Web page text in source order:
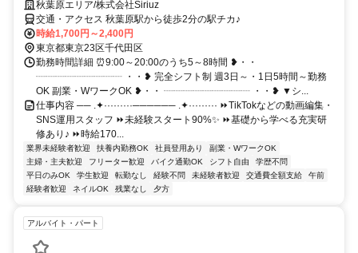
秋葉原エリア/株式会社Siriuz
交通・アクセス 秋葉原駅から徒歩2分の駅チカ♪
時給1,700円～2,400円
東京都東京23区千代田区
勤務時間詳細 ⏰9:00～20:00のうち5～8時間 ❥・・
┈┈┈┈┈┈┈┈┈ ・・❥ 完全シフト制 週3日～・1日5時間～勤務
OK 副業・WワークOK ❥・・ ┈┈┈┈┈┈┈┈┈ ・・❥ ▼シ...
仕事内容 ── .✦·········────── .✦········· ⏩TikTokなどの動画編集・
SNS運用スタッフ ⏩未経験スタート90%✨ ⏩基礎から学べる充実研
修あり♪ ⏩時給170...
業界未経験者歓迎 扶養内勤務OK 社員登用あり
副業・WワークOK
主婦・主夫歓迎
フリーター歓迎 バイク通勤OK シフト自由
学歴不問
平日のみOK
学生歓迎 転勤なし 経験不問 未経験者歓迎 交通費全額支給
午前
経験者歓迎
ネイルOK 残業なし 夕方
アルバイト・パート